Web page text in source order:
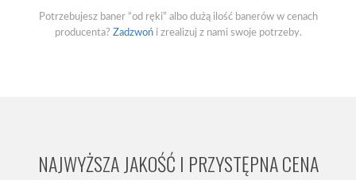
Potrzebujesz baner “od ręki” albo dużą ilość banerów w cenach
producenta? Zadzwońi zrealizuj z nami swoje potrzeby.
NAJWYŻSZA JAKOŚĆ I PRZYSTĘPNA CENA